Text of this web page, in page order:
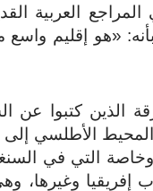
العربية
«هو إقليم واسع
الذين كتبوا عن
الأطلسي إلى
وخاصة التي في
وغيرها،